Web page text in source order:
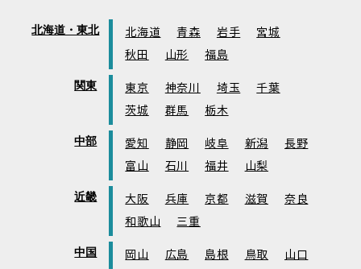
北海道・東北 北海道 青森 岩手
宮城
秋田
山形 福島
関東 東京 神奈川 埼玉
千葉
茨城
群馬 栃木
中部 愛知 静岡 岐阜 新潟
長野
富山
石川 福井 山梨
近畿 大阪 兵庫 京都 滋賀
奈良
和歌山
三重
中国 岡山 広島 島根 鳥取 山口